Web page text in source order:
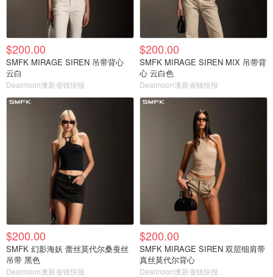
$200.00
SMFK MIRAGE SIREN 吊带背心
云白
Dealmoon澳新省钱快报
$200.00
SMFK MIRAGE SIREN MIX 吊带背
心 云白色
Dealmoon澳新省钱快报
$200.00
SMFK 幻影海妖 蕾丝莫代尔桑蚕丝
吊带 黑色
Dealmoon澳新省钱快报
$200.00
SMFK MIRAGE SIREN 双层细肩带
真丝莫代尔背心
Dealmoon澳新省钱快报